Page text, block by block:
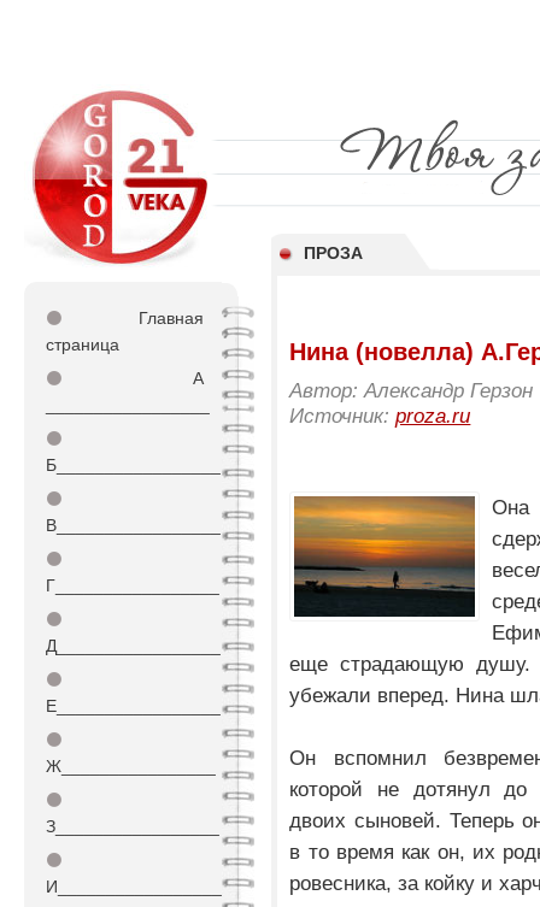
ПРОЗА
⚫
Главная
страница
⚫
А
⚫
Б_________________
⚫
В_________________
⚫
Г_________________
⚫
Д_________________
⚫
Е_________________
⚫
Ж________________
⚫
З_________________
⚫
И_________________
Нина (новелла)
Автор: Александр Герзон
Источник:proza.ru
еще страдающую
убежали вперед. Нина
Он вспомнил
которой не дотянул до
двоих сыновей. Теперь
в то время как он, их
ровесника, за койку и